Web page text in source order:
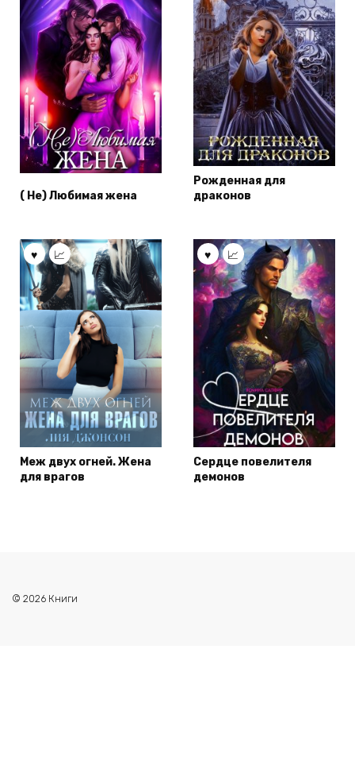
( Не) Любимая жена
Рожденная для
драконов
Меж двух огней. Жена
для врагов
Сердце повелителя
демонов
© 2026 Книги